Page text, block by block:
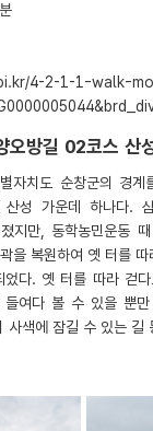
4-2-1-1-walk-
오방길 02코스 산
자치도 순창군의 경
산성 가운데 하나다.
지만, 동학농민운동
을 복원하여 옛 터를
다. 옛 터를 따라 걷다
들여다 볼 수 있을 뿐
사색에 잠길 수 있는 길